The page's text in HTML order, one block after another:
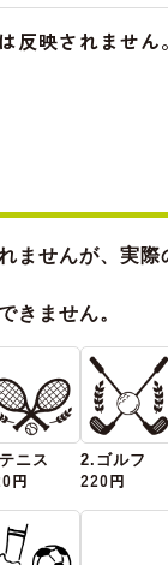
反映されません。
ませんが、実
きません。
ニス
円
2.ゴルフ
220円